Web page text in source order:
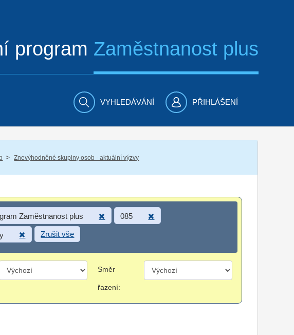
program Zaměstnanost plus
VYHLEDÁVÁNÍ PŘIHLÁŠENÍ
/ Znevýhodněné skupiny osob - aktuální výzvy
Zaměstnanost plus 085
Zrušit vše
Směr
řazení: